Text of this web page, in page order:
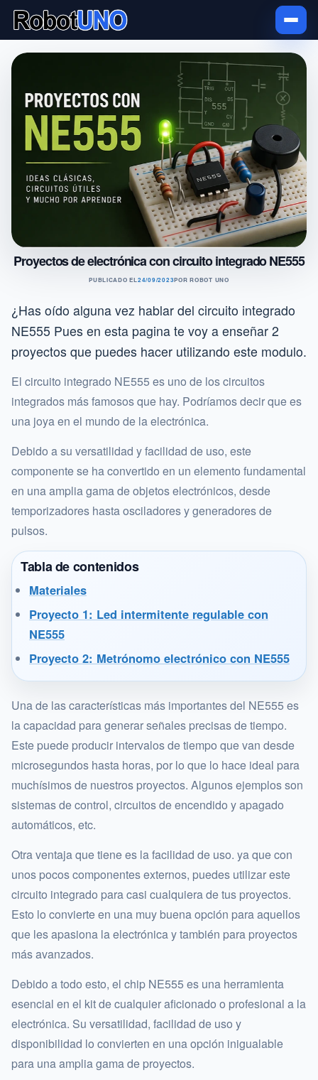
Proyectos de electrónica con circuito integrado NE555
PUBLICADO EL24/09/2023PORROBOT UNO
¿Has oído alguna vez hablar del circuito integrado
NE555 Pues en esta pagina te voy a enseñar 2
proyectos que puedes hacer utilizando este modulo.
El circuito integrado NE555 es uno de los circuitos
integrados más famosos que hay. Podríamos decir que es
una joya en el mundo de la electrónica.
Debido a su versatilidad y facilidad de uso, este
componente se ha convertido en un elemento fundamental
en una amplia gama de objetos electrónicos, desde
temporizadores hasta osciladores y generadores de
pulsos.
Tabla de contenidos
Materiales
Proyecto 1: Led intermitente regulable con
NE555
Proyecto 2: Metrónomo electrónico con NE555
Una de las características más importantes del NE555 es
la capacidad para generar señales precisas de tiempo.
Este puede producir intervalos de tiempo que van desde
microsegundos hasta horas, por lo que lo hace ideal para
muchísimos de nuestros proyectos. Algunos ejemplos son
sistemas de control, circuitos de encendido y apagado
automáticos, etc.
Otra ventaja que tiene es la facilidad de uso. ya que con
unos pocos componentes externos, puedes utilizar este
circuito integrado para casi cualquiera de tus proyectos.
Esto lo convierte en una muy buena opción para aquellos
que les apasiona la electrónica y también para proyectos
más avanzados.
Debido a todo esto, el chip NE555 es una herramienta
esencial en el kit de cualquier aficionado o profesional a la
electrónica. Su versatilidad, facilidad de uso y
disponibilidad lo convierten en una opción inigualable
para una amplia gama de proyectos.